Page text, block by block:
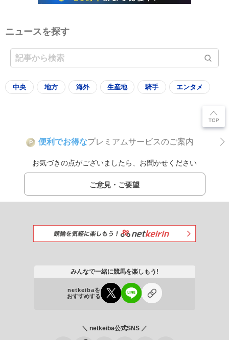
ニュースを探す
中央 地方 海外 生産地 騎手 エンタメ
P 便利でお得なプレミアムサービスのご案内
お気づきの点がございましたら、お聞かせください
ご意見・ご要望
みんなで一緒に競馬を楽しもう!
netkeibaを
おすすめする
＼ netkeiba公式SNS ／